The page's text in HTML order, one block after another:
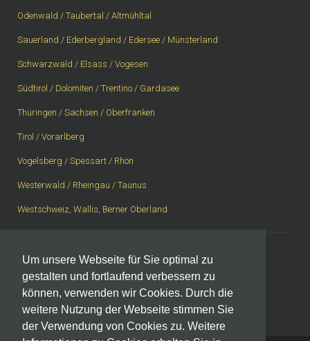
Um unsere Webseite für Sie optimal zu
gestalten und fortlaufend verbessern zu
können, verwenden wir Cookies. Durch die
weitere Nutzung der Webseite stimmen Sie
der Verwendung von Cookies zu. Weitere
Odenwald / Taubertal / Altmühltal
Sauerland / Ederbergland / Edersee / Münsterland
Schwarzwald / Elsass / Vogesen
Südtirol / Dolomiten / Trentino / Gardasee
Thüringen / Sachsen / Oberfranken
Tirol / Vorarlberg
Vogelsberg / Spessart / Rhön
Westerwald / Rheingau / Taunus
Westschweiz, Wallis, Berner Oberland
Datenschutzerklärung